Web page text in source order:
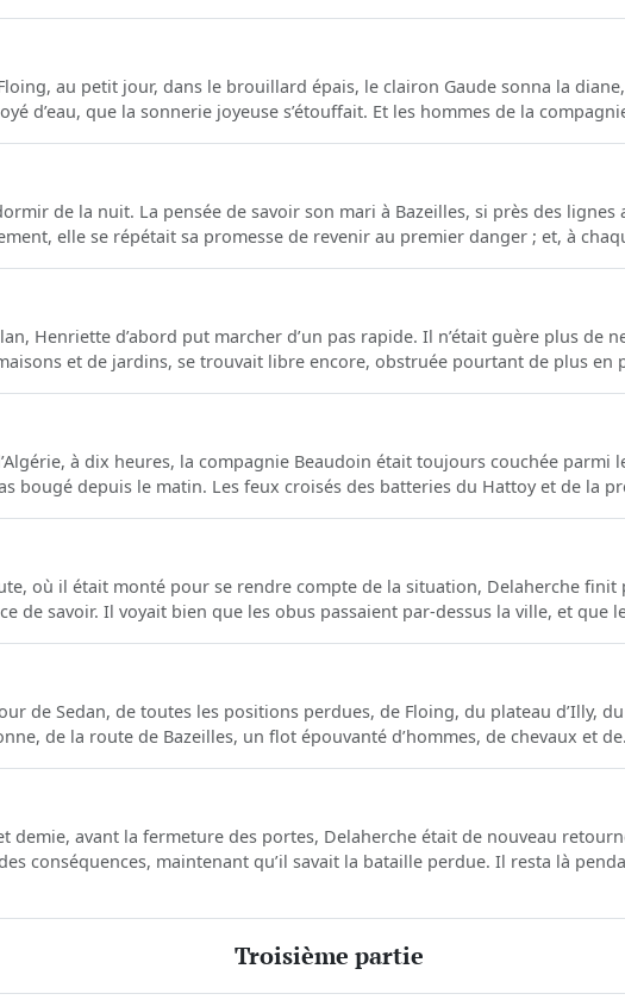
au petit jour, dans le brouillard épais, le clairon Gaude sonna la
d’eau, que la sonnerie joyeuse s’étouffait. Et les hommes de la
de la nuit. La pensée de savoir son mari à Bazeilles, si près des lignes
elle se répétait sa promesse de revenir au premier danger ; et, à
Henriette d’abord put marcher d’un pas rapide. Il n’était guère plus de
et de jardins, se trouvait libre encore, obstruée pourtant de plus en
à dix heures, la compagnie Beaudoin était toujours couchée parmi
bougé depuis le matin. Les feux croisés des batteries du Hattoy et de la
où il était monté pour se rendre compte de la situation, Delaherche finit
de savoir. Il voyait bien que les obus passaient par-dessus la ville, et que
de Sedan, de toutes les positions perdues, de Floing, du plateau d’Illy,
de la route de Bazeilles, un flot épouvanté d’hommes, de chevaux et
demie, avant la fermeture des portes, Delaherche était de nouveau
conséquences, maintenant qu’il savait la bataille perdue. Il resta là
Troisième partie